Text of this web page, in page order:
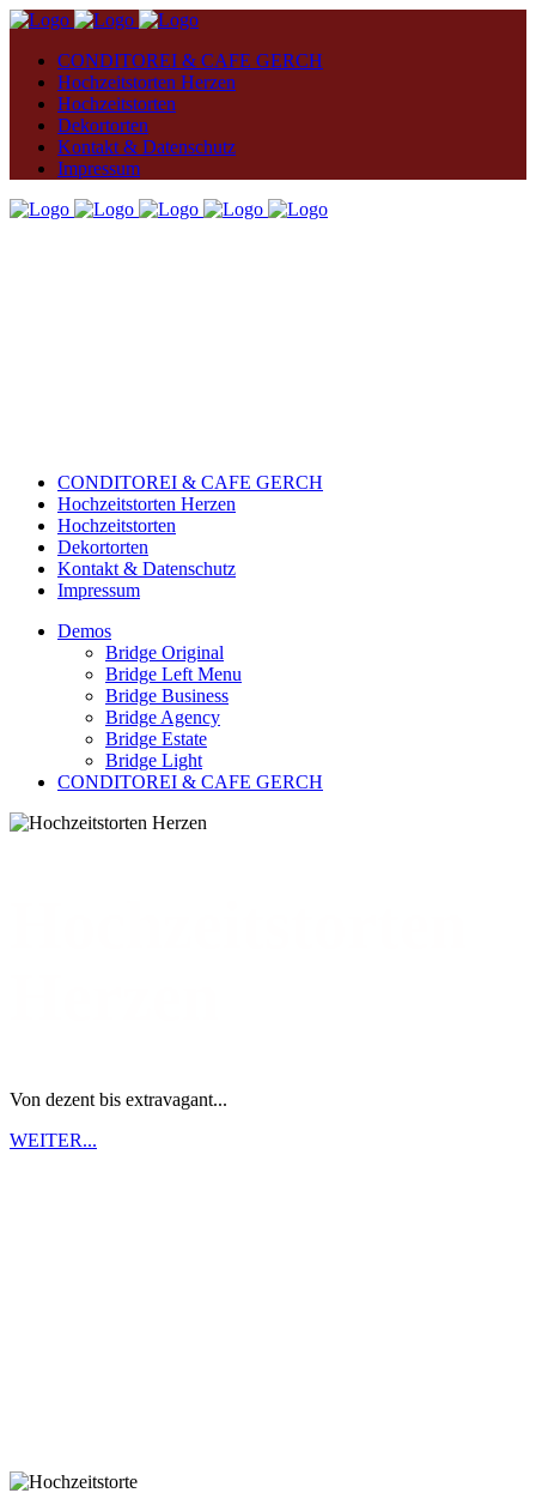
CONDITOREI & CAFE GERCH
Hochzeitstorten Herzen
Hochzeitstorten
Dekortorten
Kontakt & Datenschutz
Impressum
CONDITOREI & CAFE GERCH
Hochzeitstorten Herzen
Hochzeitstorten
Dekortorten
Kontakt & Datenschutz
Impressum
Demos
Bridge Original
Bridge Left Menu
Bridge Business
Bridge Agency
Bridge Estate
Bridge Light
CONDITOREI & CAFE GERCH
Von dezent bis extravagant...
WEITER...